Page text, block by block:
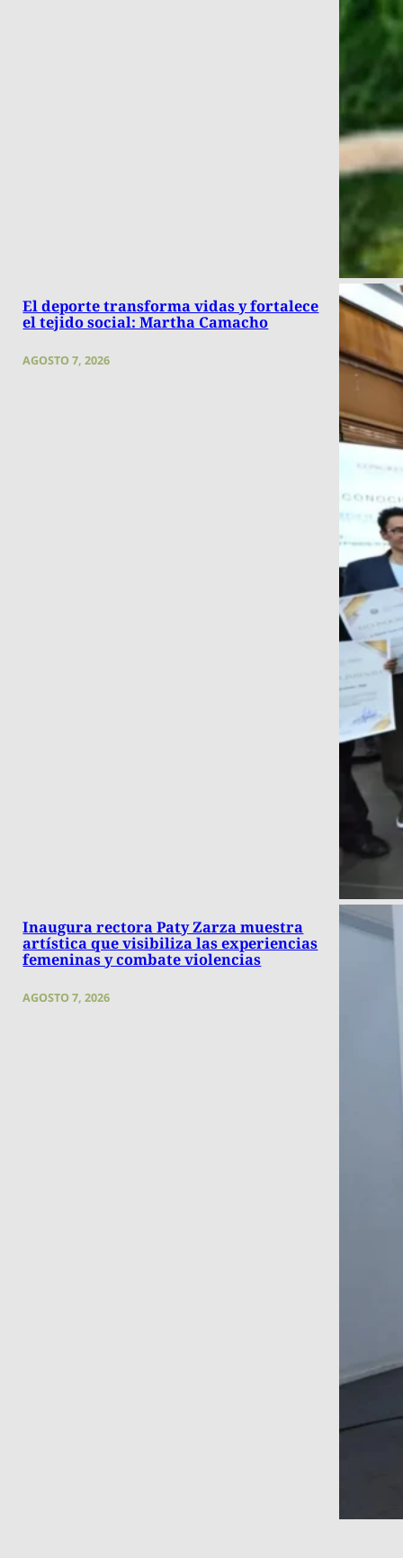
El deporte transforma vidas y fortalece
el tejido social: Martha Camacho
AGOSTO 7, 2026
Inaugura rectora Paty Zarza muestra
artística que visibiliza las experiencias
femeninas y combate violencias
AGOSTO 7, 2026